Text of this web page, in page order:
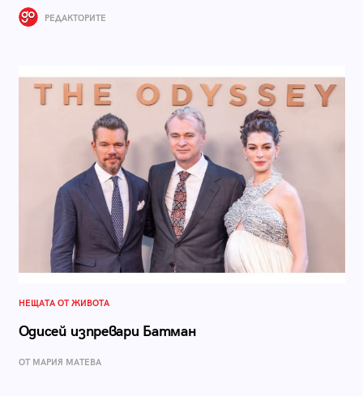
РЕДАКТОРИТЕ
НЕЩАТА ОТ ЖИВОТА
Одисей изпревари Батман
ОТ МАРИЯ МАТЕВА